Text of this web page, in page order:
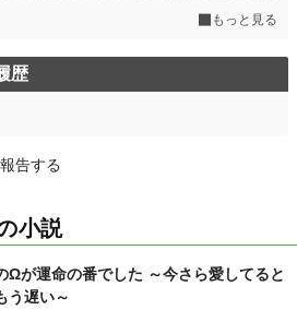
もっと見る
歴
告する
小説
Ωが運命の番でした ～今さら愛してると
う遅い～